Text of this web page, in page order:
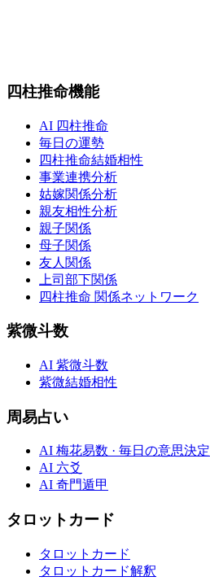
四柱推命機能
AI 四柱推命
毎日の運勢
四柱推命結婚相性
事業連携分析
姑嫁関係分析
親友相性分析
親子関係
母子関係
友人関係
上司部下関係
四柱推命 関係ネットワーク
紫微斗数
AI 紫微斗数
紫微結婚相性
周易占い
AI 梅花易数 · 毎日の意思決定
AI 六爻
AI 奇門遁甲
タロットカード
タロットカード
タロットカード解釈